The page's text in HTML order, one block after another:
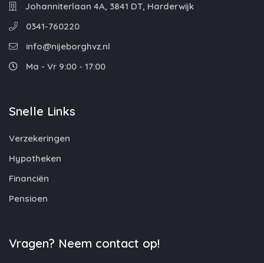
Johanniterlaan 4A, 3841 DT, Harderwijk
0341-760220
info@nijeborghvz.nl
Ma - Vr 9:00 - 17:00
Snelle Links
Verzekeringen
Hypotheken
Financiën
Pensioen
Vragen? Neem contact op!